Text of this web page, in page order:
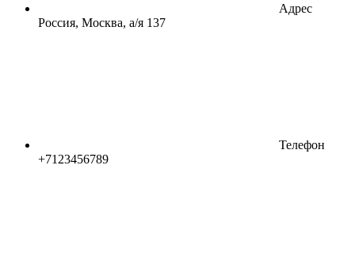
Адрес
Россия, Москва, а/я 137
Телефон
+7123456789